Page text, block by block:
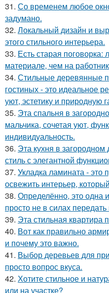
31. Со временем любое
задумано.
32. Локальный дизайн и
этого стильного интерьера.
33. Есть старая поговорка:
материале, чем на
34. Стильные деревянные
гостиных - это идеальное
уют, эстетику и природную
35. Эта спальня в
мальчика, сочетая уют,
индивидуальность.
36. Эта кухня в
стиль с элегантной
37. Укладка ламината - это
освежить интерьер,
38. Определённо, это одна
просто не в силах
39. Эта стильная квартира
40. Вот как правильно
и почему это важно.
41. Выбор деревьев для
просто вопрос вкуса.
42. Хотите стильное и
или на участке?